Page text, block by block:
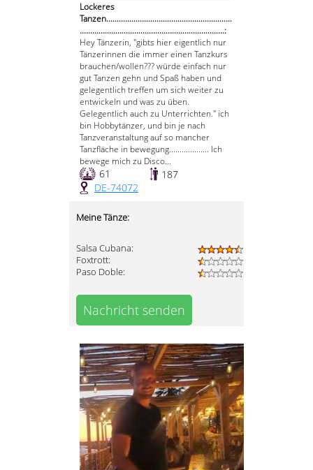
Lockeres
Tanzen............................................................
.....................................................................:
Hey Tänzerin, "gibts hier eigentlich nur
Tänzerinnen die immer einen Tanzkurs
brauchen/wollen??? würde einfach nur
gut Tanzen gehn und Spaß haben und
gelegentlich treffen um sich weiter zu
entwickeln und was zu üben.
Gelegentlich auch zu Unterrichten." ich
bin Hobbytänzer, und bin je nach
Tanzveranstaltung auf so mancher
Tanzfläche in bewegung................... Ich
bewege mich zu Disco...
61
187
DE-74072
Meine Tänze:
Salsa Cubana:
Foxtrott:
Paso Doble:
Nachricht senden